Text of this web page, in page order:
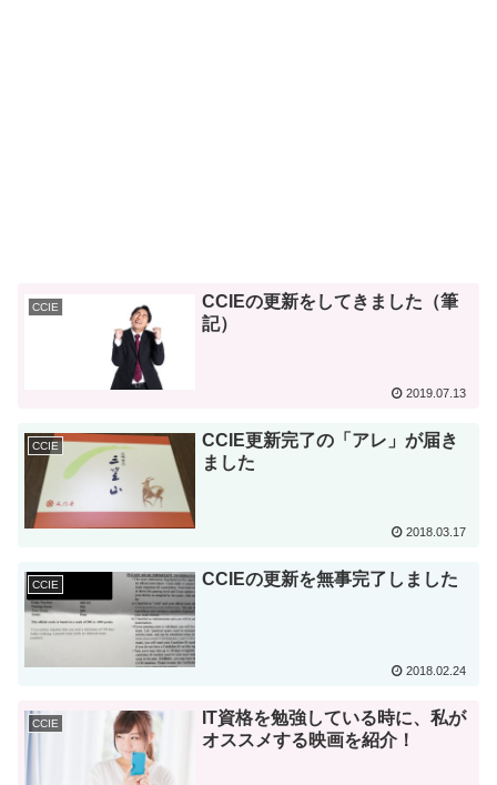
CCIE
CCIEの更新をしてきました（筆
記）
2019.07.13
CCIE
CCIE更新完了の「アレ」が届き
ました
2018.03.17
CCIE CCIEの更新を無事完了しました
2018.02.24
CCIE
IT資格を勉強している時に、私が
オススメする映画を紹介！